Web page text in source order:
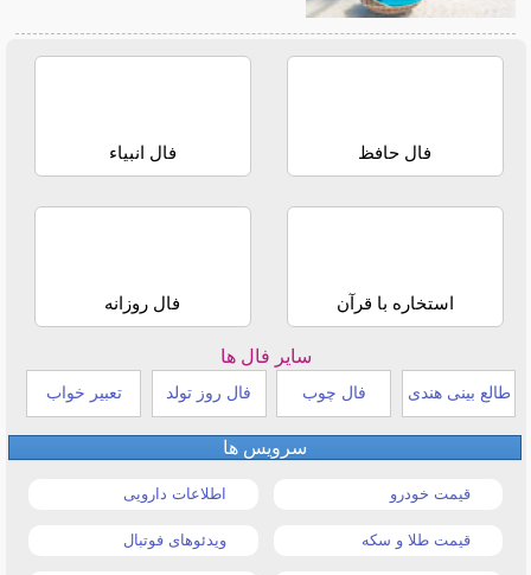
فال حافظ فال انبیاء
استخاره با قرآن فال روزانه
سایر فال ها
طالع بینی هندی فال چوب فال روز تولد تعبیر خواب
سرویس ها
قیمت خودرو اطلاعات دارویی
قیمت طلا و سکه ویدئوهای فوتبال